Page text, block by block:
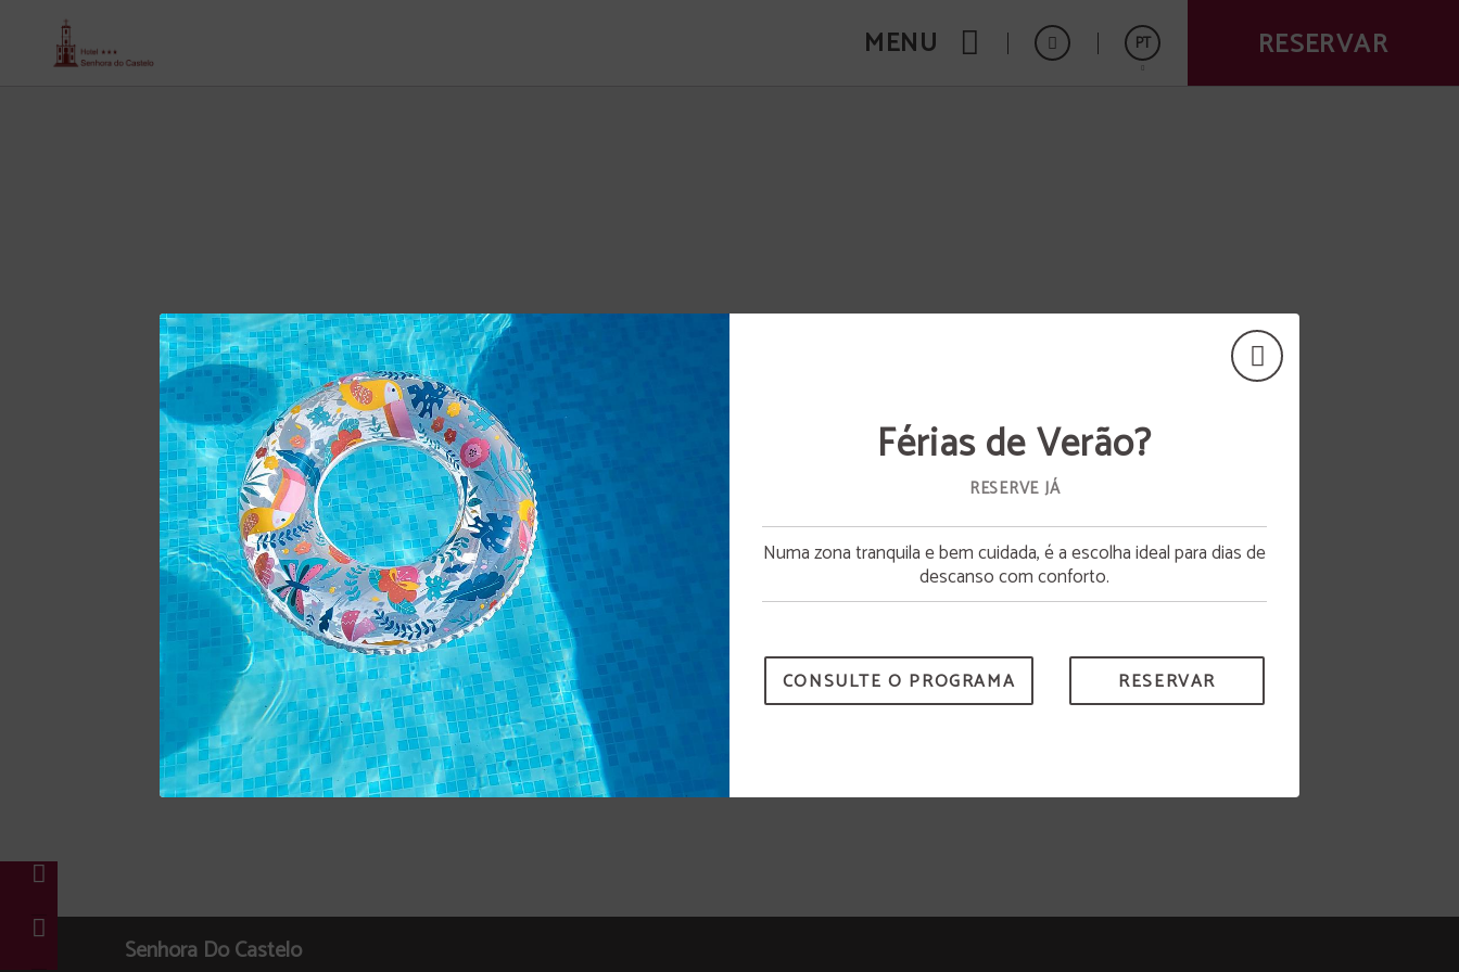
MENU PT RESERVAR
Senhora Do Castelo
Abertura da piscina
A piscina estará disponível a partir de 15 de junho.
Férias de Verão?
RESERVE JÁ
Numa zona tranquila e bem cuidada, é a escolha ideal para dias de
descanso com conforto.
CONSULTE O PROGRAMA RESERVAR